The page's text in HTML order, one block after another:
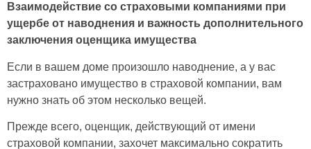
Взаимодействие со страховыми компаниями при
ущербе от наводнения и важность дополнительного
заключения оценщика имущества
Если в вашем доме произошло наводнение, а у вас
застраховано имущество в страховой компании, вам
нужно знать об этом несколько вещей.
Прежде всего, оценщик, действующий от имени
страховой компании, захочет максимально сократить